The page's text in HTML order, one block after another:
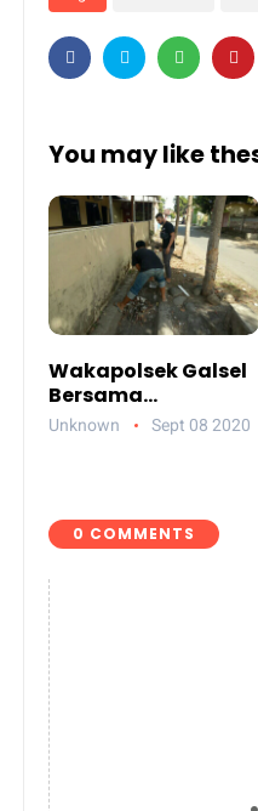
You may like
Wakapolsek Galsel
Bersama
Komunitas 'Kena
Unknown Sept 08 2020
0 COMMENTS